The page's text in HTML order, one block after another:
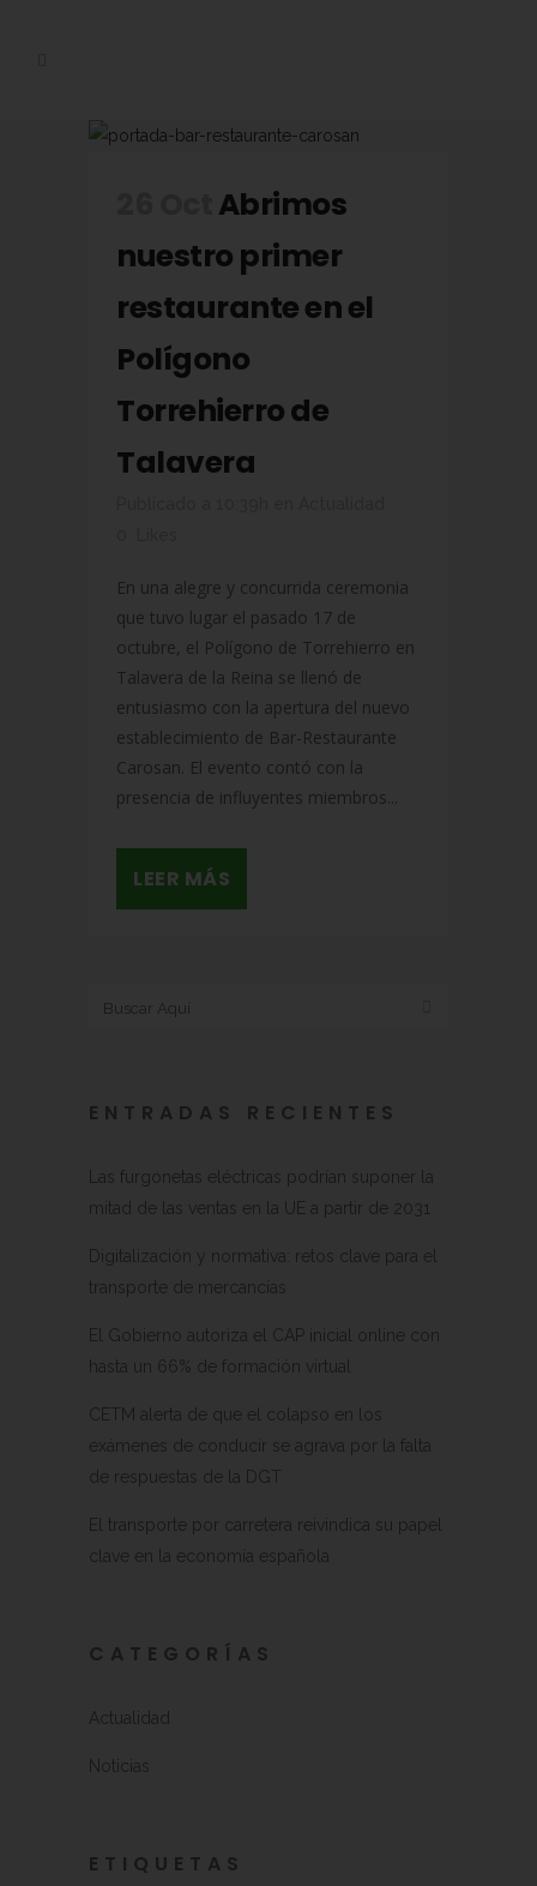
Abrimos
nuestro primer
restaurante en el
Polígono
Torrehierro de
Talavera
En una alegre y concurrida ceremonia
que tuvo lugar el pasado 17 de
octubre, el Polígono de Torrehierro en
Talavera de la Reina se llenó de
entusiasmo con la apertura del nuevo
establecimiento de Bar-Restaurante
Carosan. El evento contó con la
presencia de influyentes miembros...
LEER MÁS
ENTRADAS RECIENTES
Las furgonetas eléctricas podrían suponer la
mitad de las ventas en la UE a partir de 2031
Digitalización y normativa: retos clave para el
transporte de mercancías
El Gobierno autoriza el CAP inicial online con
hasta un 66% de formación virtual
CETM alerta de que el colapso en los
exámenes de conducir se agrava por la falta
de respuestas de la DGT
El transporte por carretera reivindica su papel
clave en la economía española
CATEGORÍAS
Actualidad
Noticias
ETIQUETAS